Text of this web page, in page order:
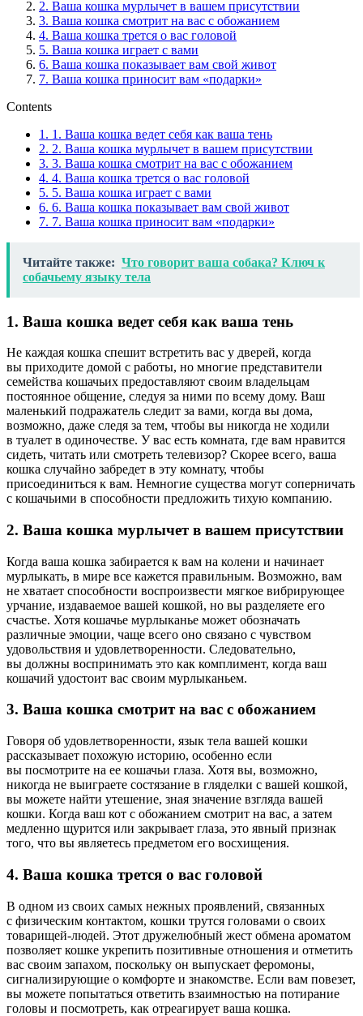
2. Ваша кошка мурлычет в вашем присутствии
3. Ваша кошка смотрит на вас с обожанием
4. Ваша кошка трется о вас головой
5. Ваша кошка играет с вами
6. Ваша кошка показывает вам свой живот
7. Ваша кошка приносит вам «подарки»
Contents
1. 1. Ваша кошка ведет себя как ваша тень
2. 2. Ваша кошка мурлычет в вашем присутствии
3. 3. Ваша кошка смотрит на вас с обожанием
4. 4. Ваша кошка трется о вас головой
5. 5. Ваша кошка играет с вами
6. 6. Ваша кошка показывает вам свой живот
7. 7. Ваша кошка приносит вам «подарки»
Читайте также: Что говорит ваша собака? Ключ к
собачьему языку тела
1. Ваша кошка ведет себя как ваша тень
Не каждая кошка спешит встретить вас у дверей, когда
вы приходите домой с работы, но многие представители
семейства кошачьих предоставляют своим владельцам
постоянное общение, следуя за ними по всему дому. Ваш
маленький подражатель следит за вами, когда вы дома,
возможно, даже следя за тем, чтобы вы никогда не ходили
в туалет в одиночестве. У вас есть комната, где вам нравится
сидеть, читать или смотреть телевизор? Скорее всего, ваша
кошка случайно забредет в эту комнату, чтобы
присоединиться к вам. Немногие существа могут соперничать
с кошачьими в способности предложить тихую компанию.
2. Ваша кошка мурлычет в вашем присутствии
Когда ваша кошка забирается к вам на колени и начинает
мурлыкать, в мире все кажется правильным. Возможно, вам
не хватает способности воспроизвести мягкое вибрирующее
урчание, издаваемое вашей кошкой, но вы разделяете его
счастье. Хотя кошачье мурлыканье может обозначать
различные эмоции, чаще всего оно связано с чувством
удовольствия и удовлетворенности. Следовательно,
вы должны воспринимать это как комплимент, когда ваш
кошачий удостоит вас своим мурлыканьем.
3. Ваша кошка смотрит на вас с обожанием
Говоря об удовлетворенности, язык тела вашей кошки
рассказывает похожую историю, особенно если
вы посмотрите на ее кошачьи глаза. Хотя вы, возможно,
никогда не выиграете состязание в гляделки с вашей кошкой,
вы можете найти утешение, зная значение взгляда вашей
кошки. Когда ваш кот с обожанием смотрит на вас, а затем
медленно щурится или закрывает глаза, это явный признак
того, что вы являетесь предметом его восхищения.
4. Ваша кошка трется о вас головой
В одном из своих самых нежных проявлений, связанных
с физическим контактом, кошки трутся головами о своих
товарищей-людей. Этот дружелюбный жест обмена ароматом
позволяет кошке укрепить позитивные отношения и отметить
вас своим запахом, поскольку он выпускает феромоны,
сигнализирующие о комфорте и знакомстве. Если вам повезет,
вы можете попытаться ответить взаимностью на потирание
головы и посмотреть, как отреагирует ваша кошка.